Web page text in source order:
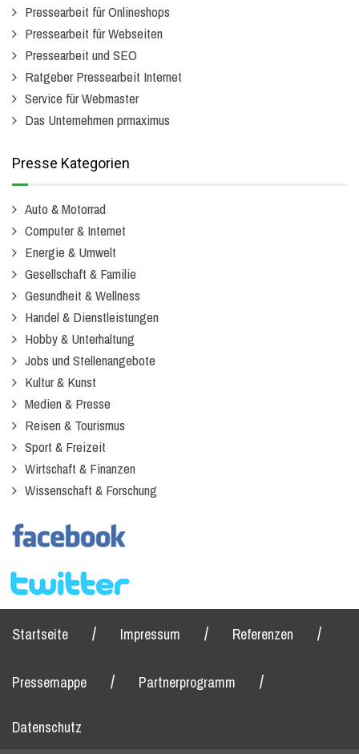
Pressearbeit für Onlineshops
Pressearbeit für Webseiten
Pressearbeit und SEO
Ratgeber Pressearbeit Internet
Service für Webmaster
Das Unternehmen prmaximus
Presse Kategorien
Auto & Motorrad
Computer & Internet
Energie & Umwelt
Gesellschaft & Familie
Gesundheit & Wellness
Handel & Dienstleistungen
Hobby & Unterhaltung
Jobs und Stellenangebote
Kultur & Kunst
Medien & Presse
Reisen & Tourismus
Sport & Freizeit
Wirtschaft & Finanzen
Wissenschaft & Forschung
Startseite / Impressum / Referenzen /
Pressemappe / Partnerprogramm /
Datenschutz